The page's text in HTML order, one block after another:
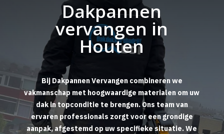
Dakpannen
vervangen in
Houten
Bij Dakpannen Vervangen combineren we
vakmanschap met hoogwaardige materialen om uw
dak in topconditie te brengen. Ons team van
ervaren professionals zorgt voor een grondige
aanpak, afgestemd op uw specifieke situatie. We